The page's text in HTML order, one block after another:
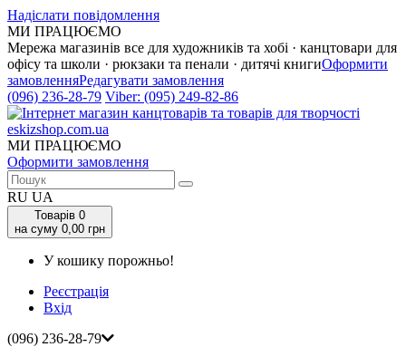
Надіслати повідомлення
МИ ПРАЦЮЄМО
Мережа магазинів все для художників та хобі · канцтовари для
офісу та школи · рюкзаки та пенали · дитячі книгиОформити
замовленняРедагувати замовлення
(096) 236-28-79 Viber: (095) 249-82-86
МИ ПРАЦЮЄМО
Оформити замовлення
RU UA
Товарів 0
на суму 0,00 грн
У кошику порожньо!
Реєстрація
Вхід
(096) 236-28-79